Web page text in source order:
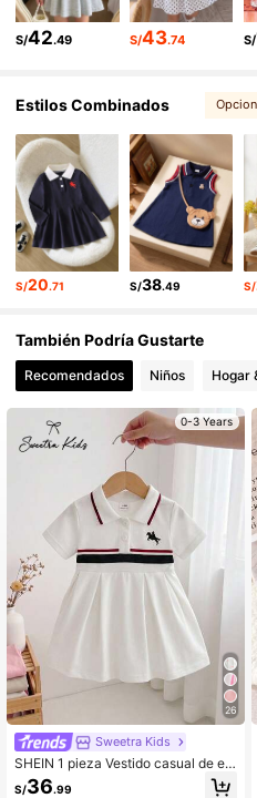
4.90 327K Seguidores
4.90 327K Seguidores
S/42.49 S/43.74 S/
Estilos Combinados
,
S/20.71 S/38.49 S/
También Podría Gustarte
Recomendados Niños Hogar
0-3 Years
26
Sweetra Kids
SHEIN 1 pieza Vestido casual de est
ilo deportivo para niñas bebé con c
uello polo, estampado de rayas y ca
S/36.99